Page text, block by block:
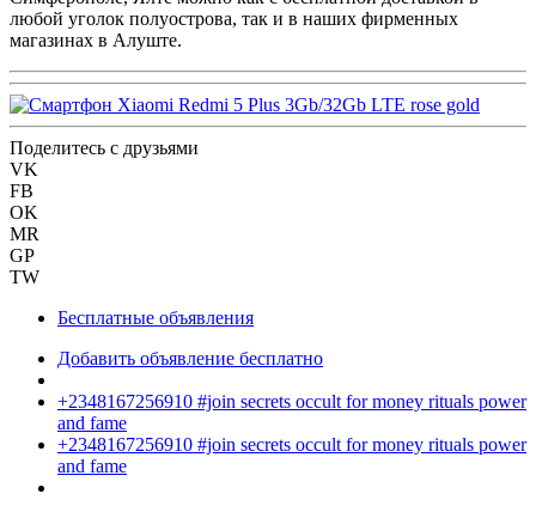
любой уголок полуострова, так и в наших фирменных
магазинах в Алуште.
Поделитесь с друзьями
VK
FB
OK
MR
GP
TW
Бесплатные объявления
Добавить объявление бесплатно
+2348167256910 #join secrets occult for money rituals power
and fame
+2348167256910 #join secrets occult for money rituals power
and fame